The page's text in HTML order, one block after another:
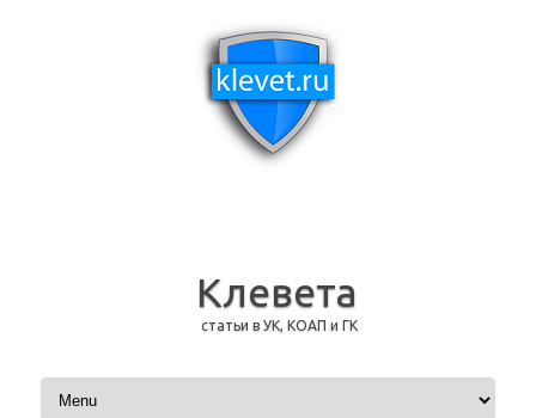
Клевета
статьи в УК, КОАП и ГК
Перейти к содержимому